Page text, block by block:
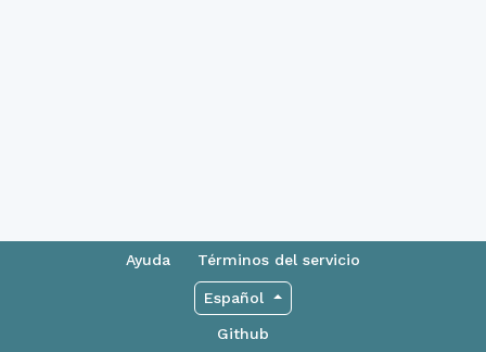
Ayuda Términos del servicio
Español
Github